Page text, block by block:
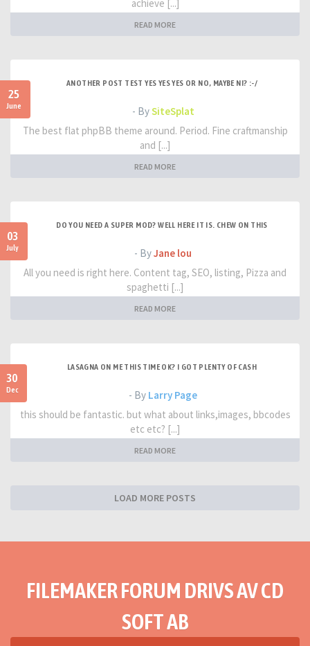
achieve [...]
READ MORE
25
June
ANOTHER POST TEST YES YES YES OR NO, MAYBE NI? :-/
- BySiteSplat
The best flat phpBB theme around. Period. Fine craftmanship
and [...]
READ MORE
03
July
DO YOU NEED A SUPER MOD? WELL HERE IT IS. CHEW ON THIS
- ByJane lou
All you need is right here. Content tag, SEO, listing, Pizza and
spaghetti [...]
READ MORE
30
Dec
LASAGNA ON ME THIS TIME OK? I GOT PLENTY OF CASH
- By Larry Page
this should be fantastic. but what about links,images, bbcodes
etc etc? [...]
READ MORE
LOAD MORE POSTS
FILEMAKER FORUM DRIVS AV CD
SOFT AB